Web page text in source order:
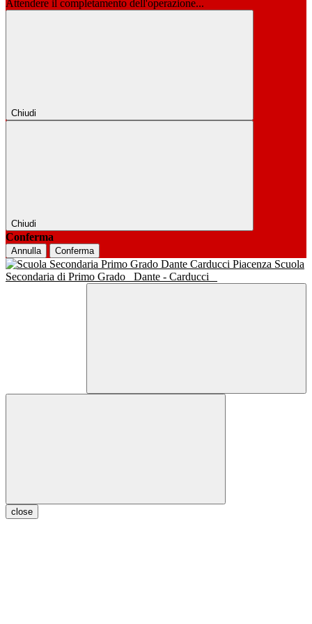
Attendere il completamento dell'operazione...
Chiudi
Chiudi
Conferma
Annulla Conferma
Scuola
Secondaria di Primo Grado
Dante - Carducci
close